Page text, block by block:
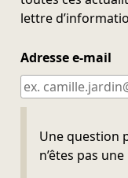
lettre
Adresse e-mail
Une question
n’êtes pas
Ne pas